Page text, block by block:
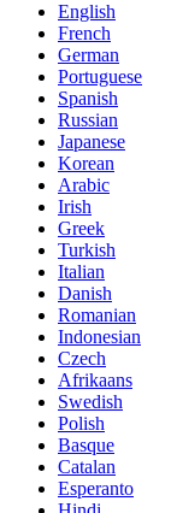
English
French
German
Portuguese
Spanish
Russian
Japanese
Korean
Arabic
Irish
Greek
Turkish
Italian
Danish
Romanian
Indonesian
Czech
Afrikaans
Swedish
Polish
Basque
Catalan
Esperanto